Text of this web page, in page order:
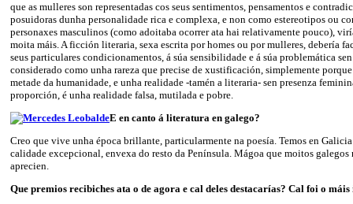
que as mulleres son representadas cos seus sentimentos, pensamentos e
posuidoras dunha personalidade rica e complexa, e non como estereotipos ou
personaxes masculinos (como adoitaba ocorrer ata hai relativamente pouco),
moita máis. A ficción literaria, sexa escrita por homes ou por mulleres, debería
seus particulares condicionamentos, á súa sensibilidade e á súa problemática
considerado como unha rareza que precise de xustificación, simplemente
metade da humanidade, e unha realidade -tamén a literaria- sen presenza
proporción, é unha realidade falsa, mutilada e pobre.
E en canto á literatura en galego?
Creo que vive unha época brillante, particularmente na poesía. Temos en
calidade excepcional, envexa do resto da Península. Mágoa que moitos
aprecien.
Que premios recibiches ata o de agora e cal deles destacarías? Cal foi o